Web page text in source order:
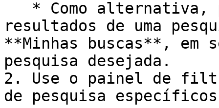
resultados de uma
**Minhas buscas**, em
pesquisa desejada.
2. Use o painel de
de pesquisa